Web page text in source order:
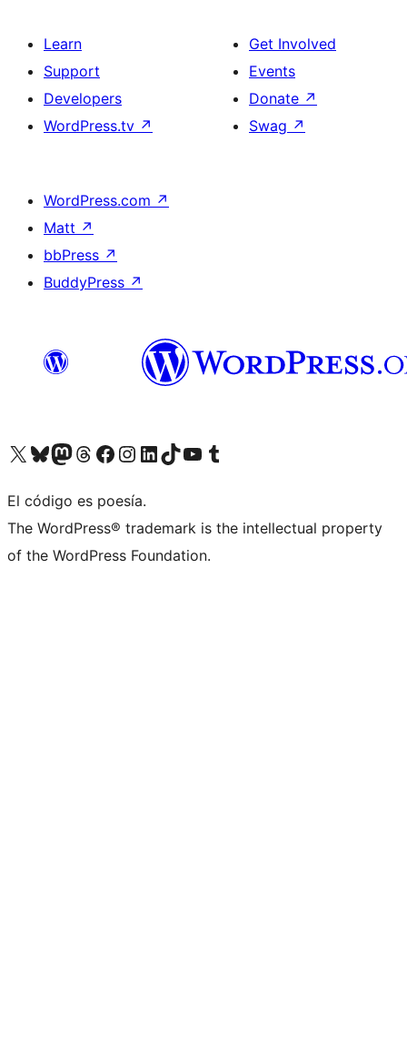
Learn
Support
Developers
WordPress.tv ↗
Get Involved
Events
Donate ↗
Swag ↗
WordPress.com ↗
Matt ↗
bbPress ↗
BuddyPress ↗
Visit our X (formerly Twitter) account
Visit our Bluesky account
Visit our Mastodon account
Visit our Threads account
Visit our Facebook page
Visit our Instagram account
Visit our LinkedIn account
Visit our TikTok account
Visit our YouTube channel
Visit our Tumblr account
El código es poesía.
The WordPress® trademark is the intellectual property
of the WordPress Foundation.